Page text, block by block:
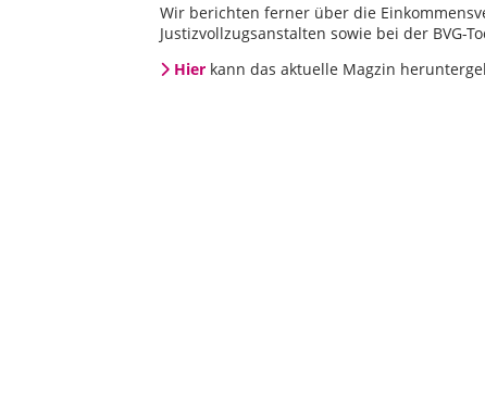
Wir berichten ferner über die
Justizvollzugsanstalten sowie bei der BVG-
Hier kann das aktuelle Magzin